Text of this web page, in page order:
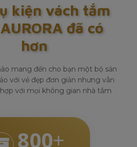
mang đến cho bạn một bộ sản
với vẻ đẹp đơn giản nhưng vẫn
với mọi không gian nhà tắm
kiện vách tắm
đã có
hơn
800+